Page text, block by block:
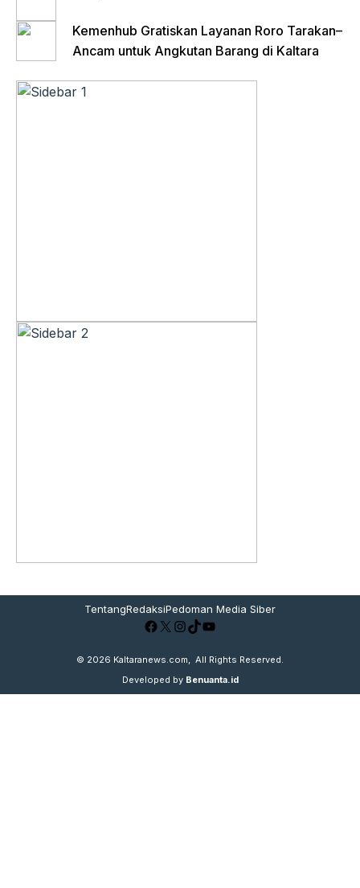
Kemenhub Gratiskan Layanan Roro Tarakan–
Ancam untuk Angkutan Barang di Kaltara
TentangRedaksiPedoman Media Siber
Facebook
X Instagram
TikTok
YouTube
© 2026 Kaltaranews.com, All Rights Reserved.
Developed by Benuanta.id